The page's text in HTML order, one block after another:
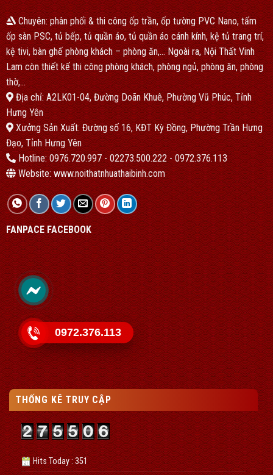
Chuyên: phân phối & thi công ốp trần, ốp tường PVC Nano, tấm
ốp sàn PSC, tủ bếp, tủ quần áo, tủ quần áo cánh kính, kệ tủ trang trí,
kệ tivi, bàn ghế phòng khách – phòng ăn,… Ngoài ra, Nội Thất Vinh
Lam còn thiết kế thi công phòng khách, phòng ngủ, phòng ăn, phòng
thờ,…
Địa chỉ: A2LK01-04, Đường Doãn Khuê, Phường Vũ Phúc, Tỉnh
Hưng Yên
Xưởng Sản Xuất: Đường số 16, KĐT Kỳ Đồng, Phường Trần Hưng
Đạo, Tỉnh Hưng Yên
Hotline: 0976.720.997 - 02273.500.222 - 0972.376.113
Website: www.noithatnhuathaibinh.com
FANPACE FACEBOOK
THỐNG KÊ TRUY CẬP
Hits Today : 351
0972.376.113